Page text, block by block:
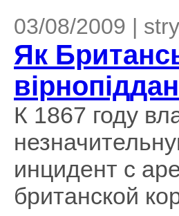
03/08/2009 |
Як
К 1867 году
инцидент с
британской